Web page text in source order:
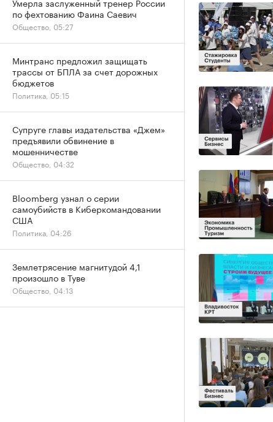
по фехтованию Фаина Саевич
Общество, 05:27
Минтранс предложил защищать
трассы от БПЛА за счет дорожных
бюджетов
Политика, 05:15
Супруге главы издательства «Джем»
предъявили обвинение в
мошенничестве
Общество, 04:32
Bloomberg узнал о серии
самоубийств в Киберкомандовании
США
Политика, 04:26
Землетрясение магнитудой 4,1
произошло в Туве
Общество, 04:13